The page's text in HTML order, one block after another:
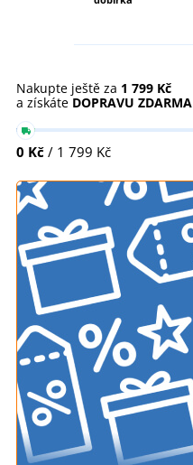
Nakupte ještě za 1 799 Kč
a získáte DOPRAVU ZDARMA
0 Kč / 1 799 Kč